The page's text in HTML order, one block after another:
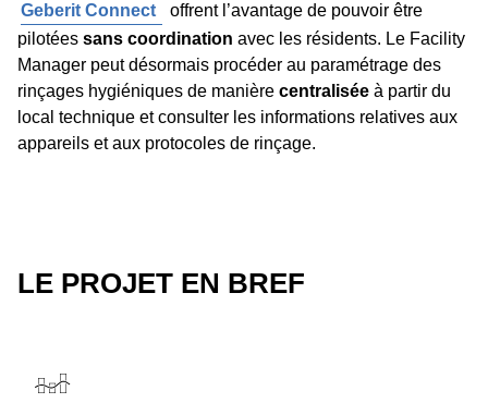
Geberit Connect
offrent l’avantage de pouvoir être
pilotées sans coordination avec les résidents. Le Facility
Manager peut désormais procéder au paramétrage des
rinçages hygiéniques de manière centralisée à partir du
local technique et consulter les informations relatives aux
appareils et aux protocoles de rinçage.
LE PROJET EN BREF